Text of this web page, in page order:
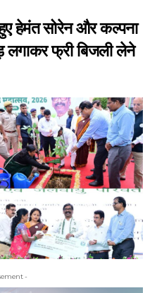
हेमंत सोरेन और कल्पना
लगाकर फ्री बिजली लेने
-